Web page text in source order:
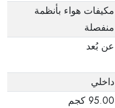
مكيفات هواء بأنظمة
منفصلة
عن بُعد
داخلي
95.00 كجم